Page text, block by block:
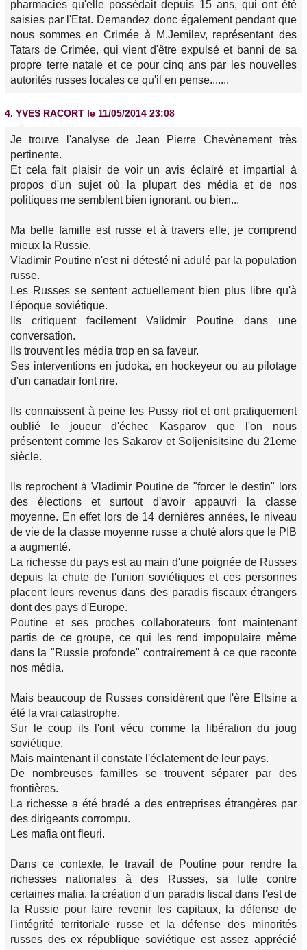
pharmacies qu'elle possédait depuis 15 ans, qui ont été
saisies par l'Etat. Demandez donc également pendant que
nous sommes en Crimée à M.Jemilev, représentant des
Tatars de Crimée, qui vient d'être expulsé et banni de sa
propre terre natale et ce pour cinq ans par les nouvelles
autorités russes locales ce qu'il en pense.......
4. YVES RACORT le 11/05/2014 23:08
Je trouve l'analyse de Jean Pierre Chevènement très
pertinente.
Et cela fait plaisir de voir un avis éclairé et impartial à
propos d'un sujet où la plupart des média et de nos
politiques me semblent bien ignorant. ou bien...
Ma belle famille est russe et à travers elle, je comprend
mieux la Russie.
Vladimir Poutine n'est ni détesté ni adulé par la population
russe.
Les Russes se sentent actuellement bien plus libre qu'à
l'époque soviétique.
Ils critiquent facilement Validmir Poutine dans une
conversation.
Ils trouvent les média trop en sa faveur.
Ses interventions en judoka, en hockeyeur ou au pilotage
d'un canadair font rire.
Ils connaissent à peine les Pussy riot et ont pratiquement
oublié le joueur d'échec Kasparov que l'on nous
présentent comme les Sakarov et Soljenisitsine du 21eme
siècle.
Ils reprochent à Vladimir Poutine de "forcer le destin" lors
des élections et surtout d'avoir appauvri la classe
moyenne. En effet lors de 14 dernières années, le niveau
de vie de la classe moyenne russe a chuté alors que le PIB
a augmenté.
La richesse du pays est au main d'une poignée de Russes
depuis la chute de l'union soviétiques et ces personnes
placent leurs revenus dans des paradis fiscaux étrangers
dont des pays d'Europe.
Poutine et ses proches collaborateurs font maintenant
partis de ce groupe, ce qui les rend impopulaire même
dans la "Russie profonde" contrairement à ce que raconte
nos média.
Mais beaucoup de Russes considèrent que l'ère Eltsine a
été la vrai catastrophe.
Sur le coup ils l'ont vécu comme la libération du joug
soviétique.
Mais maintenant il constate l'éclatement de leur pays.
De nombreuses familles se trouvent séparer par des
frontières.
La richesse a été bradé a des entreprises étrangères par
des dirigeants corrompu.
Les mafia ont fleuri.
Dans ce contexte, le travail de Poutine pour rendre la
richesses nationales à des Russes, sa lutte contre
certaines mafia, la création d'un paradis fiscal dans l'est de
la Russie pour faire revenir les capitaux, la défense de
l'intégrité territoriale russe et la défense des minorités
russes des ex république soviétique est assez apprécié